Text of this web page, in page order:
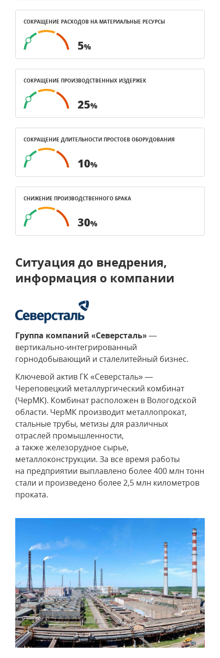
СОКРАЩЕНИЕ РАСХОДОВ НА МАТЕРИАЛЬНЫЕ РЕСУРСЫ
5%
СОКРАЩЕНИЕ ПРОИЗВОДСТВЕННЫХ ИЗДЕРЖЕК
25%
СОКРАЩЕНИЕ ДЛИТЕЛЬНОСТИ ПРОСТОЕВ ОБОРУДОВАНИЯ
10%
СНИЖЕНИЕ ПРОИЗВОДСТВЕННОГО БРАКА
30%
Ситуация до внедрения,
информация о компании
Группа компаний «Северсталь»—
вертикально‑интегрированный
горнодобывающий и сталелитейный бизнес.
Ключевой актив ГК «Северсталь» —
Череповецкий металлургический комбинат
(ЧерМК). Комбинат расположен в Вологодской
области. ЧерМК производит металлопрокат,
стальные трубы, метизы для различных
отраслей промышленности,
а также железорудное сырье,
металлоконструкции. За все время работы
на предприятии выплавлено более 400 млн тонн
стали и произведено более 2,5 млн километров
проката.